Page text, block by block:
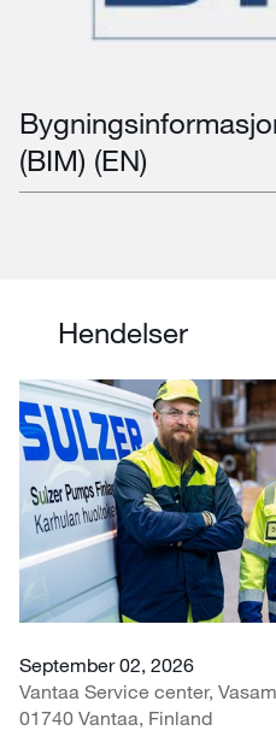
(BIM) (EN)
Hendelser
September 02, 2026
Vantaa Service center,
01740 Vantaa, Finland